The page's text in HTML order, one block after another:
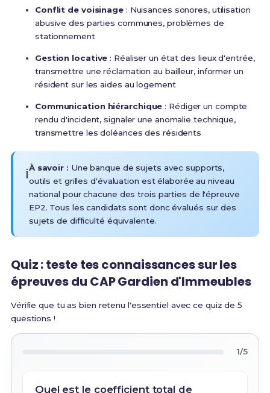
Conflit de voisinage: Nuisances sonores, utilisation
abusive des parties communes, problèmes de
stationnement
Gestion locative : Réaliser un état des lieux d'entrée,
transmettre une réclamation au bailleur, informer un
résident sur les aides au logement
Communication hiérarchique : Rédiger un compte
rendu d'incident, signaler une anomalie technique,
transmettre les doléances des résidents
ℹ️À savoir : Une banque de sujets avec supports,
outils et grilles d'évaluation est élaborée au niveau
national pour chacune des trois parties de l'épreuve
EP2. Tous les candidats sont donc évalués sur des
sujets de difficulté équivalente.
Quiz : teste tes connaissances sur les
épreuves du CAP Gardien d'Immeubles
Vérifie que tu as bien retenu l'essentiel avec ce quiz de 5
questions !
1/5
Quel est le coefficient total de